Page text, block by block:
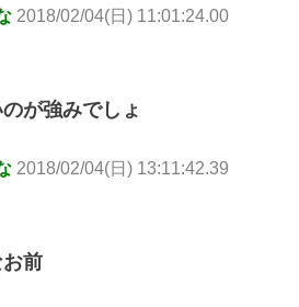
2018/02/04(日) 11:01:24.00
が強みでしょ
2018/02/04(日) 13:11:42.39
前